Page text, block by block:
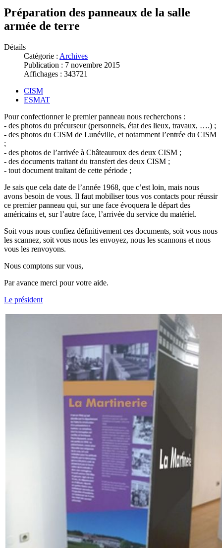
Préparation des panneaux de la salle
armée de terre
Détails
Catégorie : Archives
Publication : 7 novembre 2015
Affichages : 343721
CISM
ESMAT
Pour confectionner le premier panneau nous recherchons :
- des photos du précurseur (personnels, état des lieux, travaux, ….) ;
- des photos du CISM de Lunéville, et notamment l’entrée du CISM
;
- des photos de l’arrivée à Châteauroux des deux CISM ;
- des documents traitant du transfert des deux CISM ;
- tout document traitant de cette période ;
Je sais que cela date de l’année 1968, que c’est loin, mais nous
avons besoin de vous. Il faut mobiliser tous vos contacts pour réussir
ce premier panneau qui, sur une face évoquera le départ des
américains et, sur l’autre face, l’arrivée du service du matériel.
Soit vous nous confiez définitivement ces documents, soit vous nous
les scannez, soit vous nous les envoyez, nous les scannons et nous
vous les renvoyons.
Nous comptons sur vous,
Par avance merci pour votre aide.
Le président